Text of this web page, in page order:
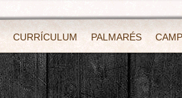
CURRÍCULUM PALMARÉS